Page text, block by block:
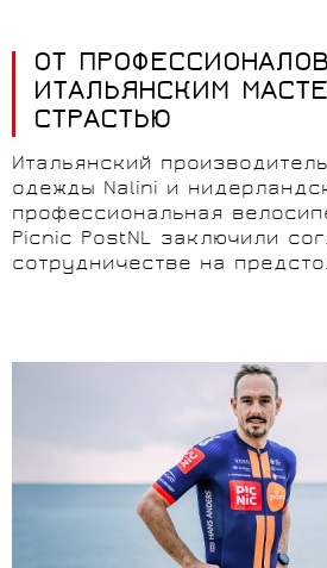
ОТ
ИТАЛЬЯНСКИМ
СТРАСТЬЮ
Итальянский
одежды Nalini и
профессиональная
Picnic PostNL заключили
сотрудничестве на